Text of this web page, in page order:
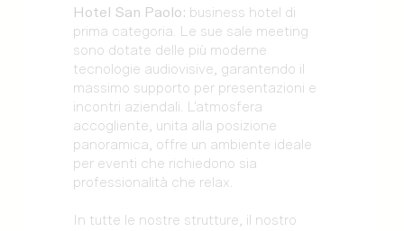
Hotel San Paolo: business hotel di
prima categoria. Le sue sale meeting
sono dotate delle più moderne
tecnologie audiovisive, garantendo il
massimo supporto per presentazioni e
incontri aziendali. L'atmosfera
accogliente, unita alla posizione
panoramica, offre un ambiente ideale
per eventi che richiedono sia
professionalità che relax.
In tutte le nostre strutture, il nostro